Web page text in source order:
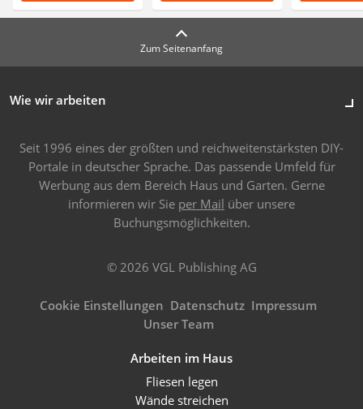
Zum Seitenanfang
Wie wir arbeiten
Seit 1996 eines der größten und reichweitenstärksten DIY-
Portale in deutscher Sprache. Das passende Umfeld für
Werbung aus dem Bereich Haus und Garten. Gerne
informieren wir Sie per Mail über unsere
Buchungsmöglichkeiten.
© 2026 VGL Publishing AG
Cookie Einstellungen Datenschutz Impressum
Unser Team
Arbeiten im Haus
Fliesen legen
Wände streichen